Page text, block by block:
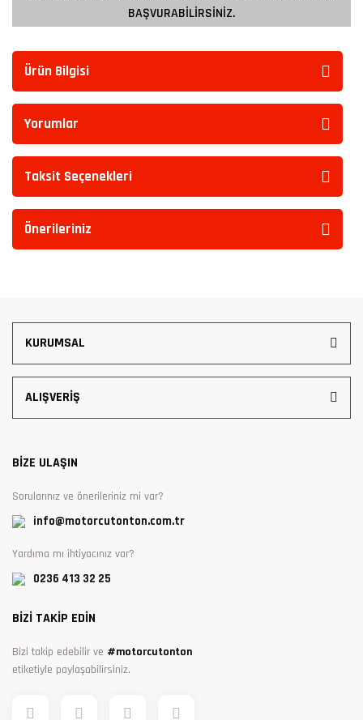
BAŞVURABİLİRSİNİZ.
Ürün Bilgisi
Yorumlar
Taksit Seçenekleri
Önerileriniz
KURUMSAL
ALIŞVERİŞ
BİZE ULAŞIN
Sorularınız ve önerileriniz mi var?
info@motorcutonton.com.tr
Yardıma mı ihtiyacınız var?
0236 413 32 25
BİZİ TAKİP EDİN
Bizi takip edebilir ve #motorcutonton
etiketiyle paylaşabilirsiniz.